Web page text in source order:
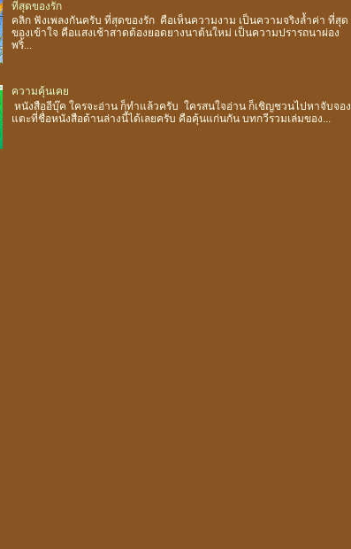
ที่สุดของรัก
คลิก ฟังเพลงกันครับ ที่สุดของรัก คือเห็นความงาม เป็นความจริงล้ำค่า ที่สุด
ของเข้าใจ คือแสงเช้าสาดต้องยอดยางนาต้นใหม่ เป็นความปรารถนาผ่อง
พริ้...
ความคุ้นเคย
หนังสืออีบุ๊ค ใครจะอ่าน ก็ทำแล้วครับ ใครสนใจอ่าน ก็เชิญชวนไปหาจับจอง
แตะที่ชื่อหนังสือด้านล่างนี้ได้เลยครับ คือคุ้นแก่นกัน บทกวีรวมเล่มของ...